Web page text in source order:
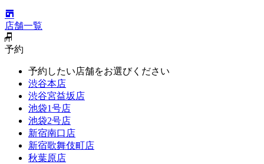
店舗一覧
予約
予約したい店舗をお選びください
渋谷本店
渋谷宮益坂店
池袋1号店
池袋2号店
新宿南口店
新宿歌舞伎町店
秋葉原店